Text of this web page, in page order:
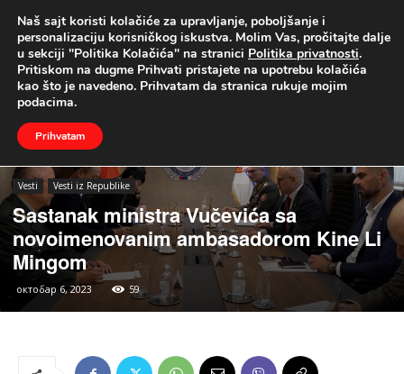
UŽIVO
Naslovna Vesti Vesti iz Republike
Vesti Vesti iz Republike
Sastanak ministra Vučevića sa
novoimenovanim ambasadorom Kine Li
Mingom
октобар 6, 2023 59
Naš sajt koristi kolačiće za upravljanje, poboljšanje i
personalizaciju korisničkog iskustva. Molim Vas, pročitajte dalje
u sekciji "Politika Kolačića" na stranici Politika privatnosti.
Pritiskom na dugme Prihvati pristajete na upotrebu kolačića
kao što je navedeno. Prihvatam da stranica rukuje mojim
podacima.
Prihvatam